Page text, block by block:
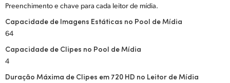
Preenchimento e chave para cada leitor de mídia.
Capacidade de Imagens Estáticas no Pool de Mídia
64
Capacidade de Clipes no Pool de Mídia
4
Duração Máxima de Clipes em 720 HD no Leitor de Mídia